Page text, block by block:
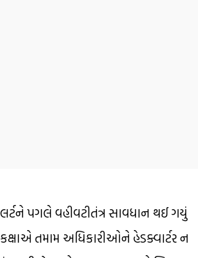
પગલે વહીવટીતંત્ર સાવધાન થઈ ગયું
તમામ અધિકારીઓને હેડક્વાર્ટર ન